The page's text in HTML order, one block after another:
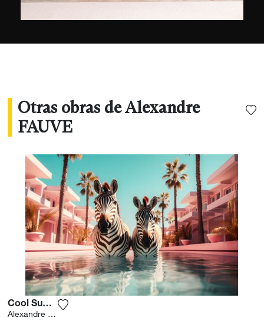
Otras obras de Alexandre
FAUVE
Cool Summer
Alexandre Fauve